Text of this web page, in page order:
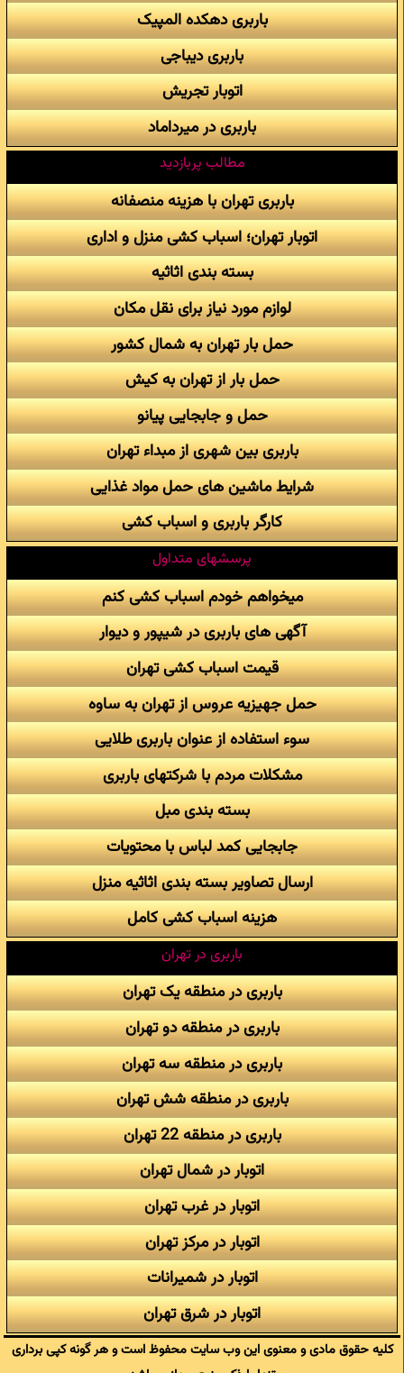
باربری دهکده المپیک
باربری دیباجی
اتوبار تجریش
باربری در میرداماد
مطالب پربازدید
باربری تهران با هزینه منصفانه
اتوبار تهران؛ اسباب کشی منزل و اداری
بسته بندی اثاثیه
لوازم مورد نیاز برای نقل مکان
حمل بار تهران به شمال کشور
حمل بار از تهران به کیش
حمل و جابجایی پیانو
باربری بین شهری از مبداء تهران
شرایط ماشین های حمل مواد غذایی
کارگر باربری و اسباب کشی
پرسشهای متداول
میخواهم خودم اسباب کشی کنم
آگهی های باربری در شیپور و دیوار
قیمت اسباب کشی تهران
حمل جهیزیه عروس از تهران به ساوه
سوء استفاده از عنوان باربری طلایی
مشکلات مردم با شرکتهای باربری
بسته بندی مبل
جابجایی کمد لباس با محتویات
ارسال تصاویر بسته بندی اثاثیه منزل
هزینه اسباب کشی کامل
باربری در تهران
باربری در منطقه یک تهران
باربری در منطقه دو تهران
باربری در منطقه سه تهران
باربری در منطقه شش تهران
باربری در منطقه 22 تهران
اتوبار در شمال تهران
اتوبار در غرب تهران
اتوبار در مرکز تهران
اتوبار در شمیرانات
اتوبار در شرق تهران
کلیه حقوق مادی و معنوی این وب سایت محفوظ است و هر گونه کپی برداری